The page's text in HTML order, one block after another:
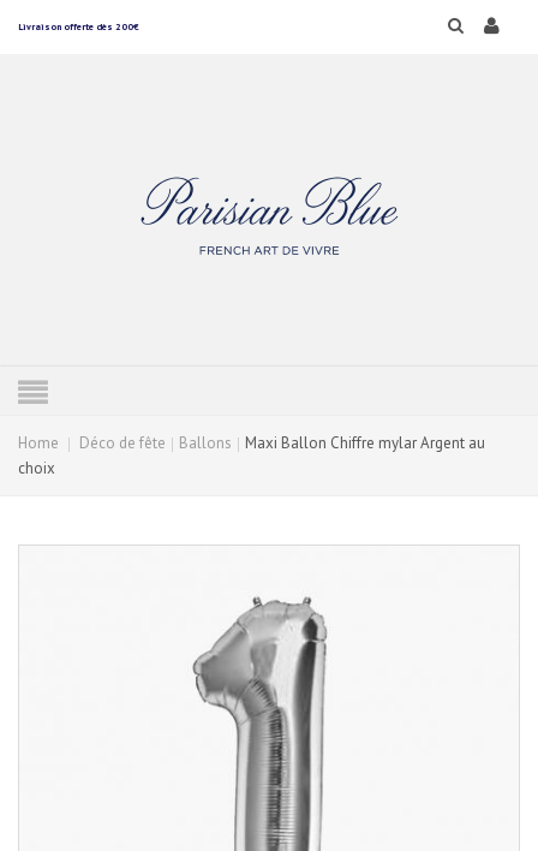
Livraison offerte dès 200€
Home Déco de fête Ballons
Maxi Ballon Chiffre mylar Argent au
choix